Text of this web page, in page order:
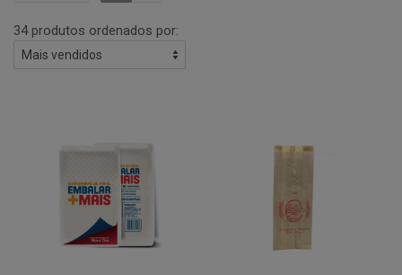
34 produtos ordenados por: